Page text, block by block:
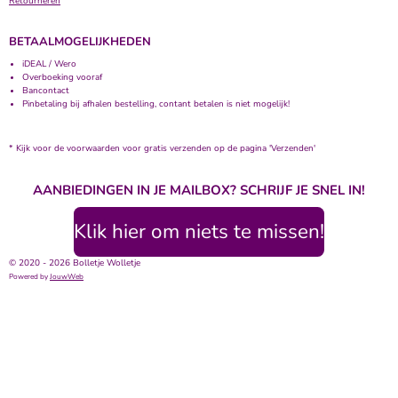
BETAALMOGELIJKHEDEN
iDEAL / Wero
Overboeking vooraf
Bancontact
Pinbetaling bij afhalen bestelling, contant betalen is niet mogelijk!
* Kijk voor de voorwaarden voor gratis verzenden op de pagina 'Verzenden'
AANBIEDINGEN IN JE MAILBOX? SCHRIJF JE SNEL IN!
Klik hier om niets te missen!
© 2020 - 2026 Bolletje Wolletje
Powered byJouwWeb